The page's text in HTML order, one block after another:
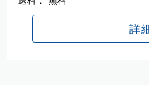
詳